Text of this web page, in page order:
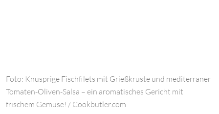
Foto: Knusprige Fischfilets mit Grießkruste und mediterraner
Tomaten-Oliven-Salsa – ein aromatisches Gericht mit
frischem Gemüse! / Cookbutler.com